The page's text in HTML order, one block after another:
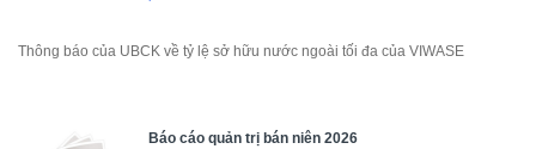
Thông báo của UBCK về tỷ lệ sở hữu nước ngoài tối đa của VIWASE
Báo cáo quản trị bán niên 2026